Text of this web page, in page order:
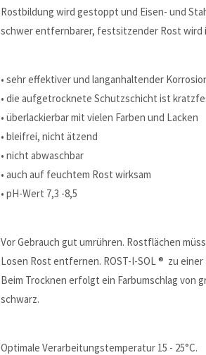
Rostbildung wird gestoppt und Eisen- und
schwer entfernbarer, festsitzender Rost wird
• sehr effektiver und langanhaltender
• die aufgetrocknete Schutzschicht ist
• überlackierbar mit vielen Farben und Lacken
• bleifrei, nicht ätzend
• nicht abwaschbar
• auch auf feuchtem Rost wirksam
• pH-Wert 7,3 -8,5
Vor Gebrauch gut umrühren. Rostflächen
Losen Rost entfernen. ROST-I-SOL ® zu
Beim Trocknen erfolgt ein Farbumschlag von
schwarz.
Optimale Verarbeitungstemperatur 15 - 25°C.